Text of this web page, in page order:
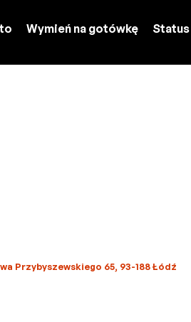
Wymień na gotówkę Status
Przybyszewskiego 65, 93-188 Łódź